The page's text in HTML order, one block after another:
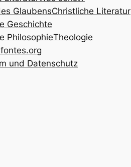
GlaubensChristliche Literatur
Geschichte
PhilosophieTheologie
und Datenschutz